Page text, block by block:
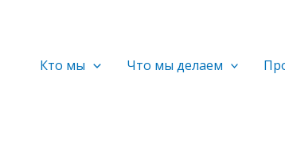
Кто мы Что мы делаем